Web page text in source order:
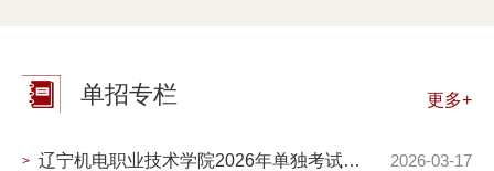
单招专栏 更多+
> 辽宁机电职业技术学院2026年单独考试招生简章 2026-03-17